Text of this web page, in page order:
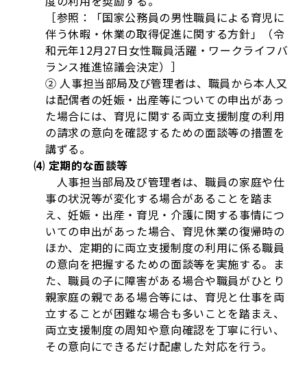
［参照：「国家公務員の男性職員による育児に
伴う休暇・休業の取得促進に関する方針」（令
和元年12月27日女性職員活躍・ワークライフバ
ランス推進協議会決定）］
② 人事担当部局及び管理者は、職員から本人又
は配偶者の妊娠・出産等についての申出があっ
た場合には、育児に関する両立支援制度の利用
の請求の意向を確認するための面談等の措置を
講ずる。
⑷ 定期的な面談等
人事担当部局及び管理者は、職員の家庭や仕
事の状況等が変化する場合があることを踏ま
え、妊娠・出産・育児・介護に関する事情につ
いての申出があった場合、育児休業の復帰時の
ほか、定期的に両立支援制度の利用に係る職員
の意向を把握するための面談等を実施する。ま
た、職員の子に障害がある場合や職員がひとり
親家庭の親である場合等には、育児と仕事を両
立することが困難な場合も多いことを踏まえ、
両立支援制度の周知や意向確認を丁寧に行い、
その意向にできるだけ配慮した対応を行う。